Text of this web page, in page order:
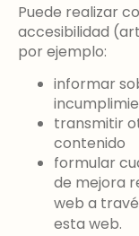
Puede realizar
accesibilidad
por ejemplo:
informar
transmitir
contenido
formular
de mejora
web a
esta web.